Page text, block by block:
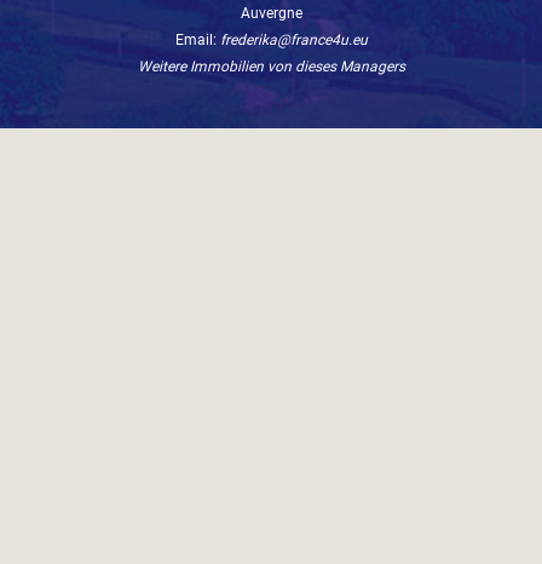
Auvergne
Email: frederika@france4u.eu
Weitere Immobilien von dieses Managers